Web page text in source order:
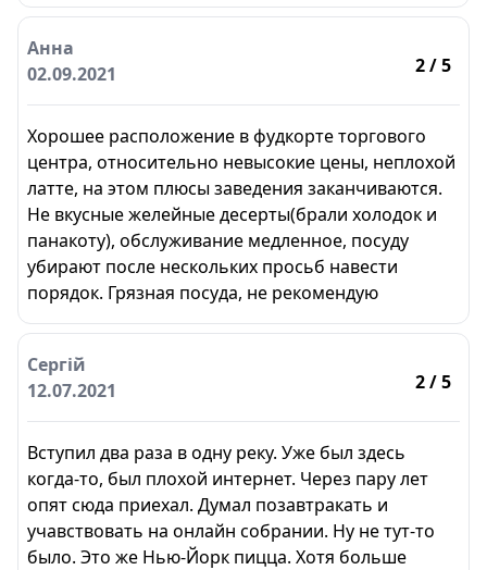
Анна
02.09.2021
2/ 5
Хорошее расположение в фудкорте торгового
центра, относительно невысокие цены, неплохой
латте, на этом плюсы заведения заканчиваются.
Не вкусные желейные десерты(брали холодок и
панакоту), обслуживание медленное, посуду
убирают после нескольких просьб навести
порядок. Грязная посуда, не рекомендую
Сергій
12.07.2021
2/ 5
Вступил два раза в одну реку. Уже был здесь
когда-то, был плохой интернет. Через пару лет
опят сюда приехал. Думал позавтракать и
учавствовать на онлайн собрании. Ну не тут-то
было. Это же Нью-Йорк пицца. Хотя больше